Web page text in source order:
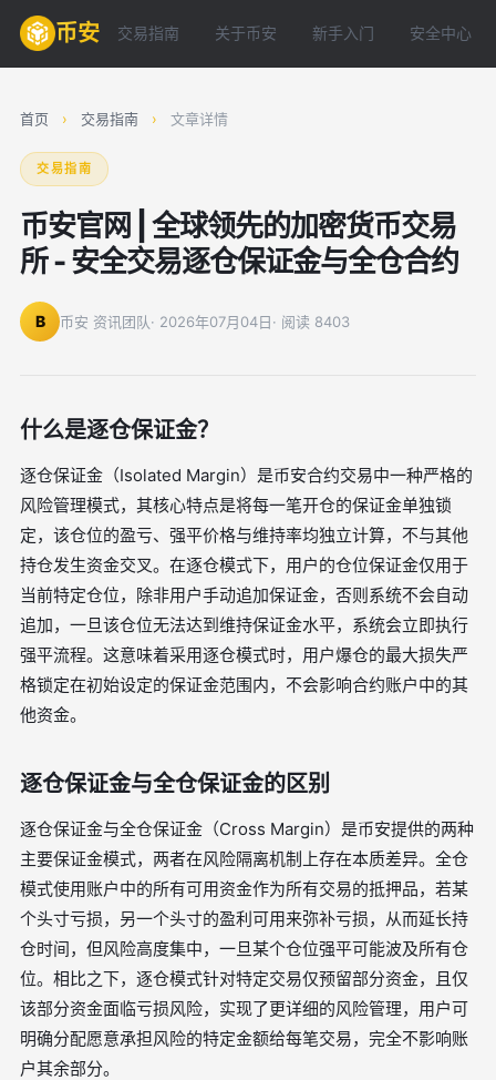
币安 交易指南 关于币安 新手入门 安全中心
首页 › 交易指南 › 文章详情
交易指南
币安官网 | 全球领先的加密货币交易
所 - 安全交易逐仓保证金与全仓合约
B 币安 资讯团队· 2026年07月04日· 阅读 8403
什么是逐仓保证金？
逐仓保证金（Isolated Margin）是币安合约交易中一种严格的
风险管理模式，其核心特点是将每一笔开仓的保证金单独锁
定，该仓位的盈亏、强平价格与维持率均独立计算，不与其他
持仓发生资金交叉。在逐仓模式下，用户的仓位保证金仅用于
当前特定仓位，除非用户手动追加保证金，否则系统不会自动
追加，一旦该仓位无法达到维持保证金水平，系统会立即执行
强平流程。这意味着采用逐仓模式时，用户爆仓的最大损失严
格锁定在初始设定的保证金范围内，不会影响合约账户中的其
他资金。
逐仓保证金与全仓保证金的区别
逐仓保证金与全仓保证金（Cross Margin）是币安提供的两种
主要保证金模式，两者在风险隔离机制上存在本质差异。全仓
模式使用账户中的所有可用资金作为所有交易的抵押品，若某
个头寸亏损，另一个头寸的盈利可用来弥补亏损，从而延长持
仓时间，但风险高度集中，一旦某个仓位强平可能波及所有仓
位。相比之下，逐仓模式针对特定交易仅预留部分资金，且仅
该部分资金面临亏损风险，实现了更详细的风险管理，用户可
明确分配愿意承担风险的特定金额给每笔交易，完全不影响账
户其余部分。